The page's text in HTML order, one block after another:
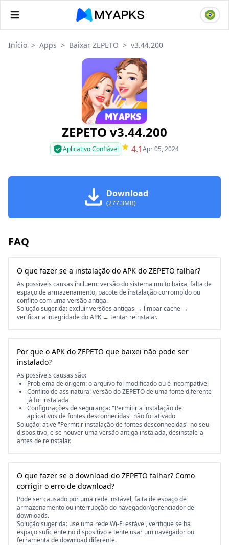
Início > Apps > Baixar ZEPETO > v3.44.200
ZEPETO v3.44.200
Aplicativo Confiável 4.1Apr 05, 2024
Download
(277.3MB)
FAQ
O que fazer se a instalação do APK do ZEPETO falhar?
As possíveis causas incluem: versão do sistema muito baixa, falta de
espaço de armazenamento, pacote de instalação corrompido ou
conflito com uma versão antiga.
Solução sugerida: excluir versões antigas → limpar cache →
verificar a integridade do APK → tentar reinstalar.
Por que o APK do ZEPETO que baixei não pode ser
instalado?
As possíveis causas são:
Problema de origem: o arquivo foi modificado ou é incompatível
Conflito de assinatura: versão do ZEPETO de uma fonte diferente
já foi instalada
Configurações de segurança: "Permitir a instalação de
aplicativos de fontes desconhecidas" não foi ativado
Solução: ative "Permitir instalação de fontes desconhecidas" no seu
dispositivo, e se houver uma versão antiga instalada, desinstale-a
antes de reinstalar.
O que fazer se o download do ZEPETO falhar? Como
corrigir o erro de download?
Pode ser causado por uma rede instável, falta de espaço de
armazenamento ou interrupção do navegador/gerenciador de
downloads.
Solução sugerida: use uma rede Wi-Fi estável, verifique se há
espaço suficiente no dispositivo e tente usar um navegador ou
ferramenta de download diferente.